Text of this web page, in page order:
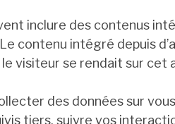
inclure des contenus
contenu intégré depuis
visiteur se rendait sur cet
des données sur
tiers, suivre vos